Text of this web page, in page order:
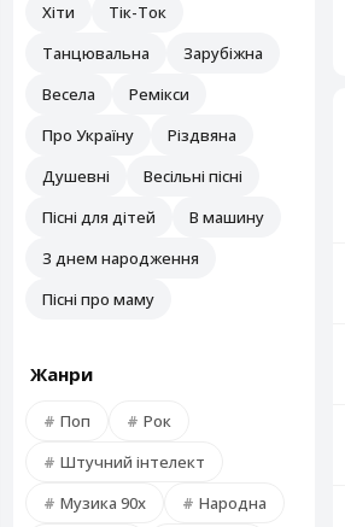
Хіти
Тік-Ток
Танцювальна
Зарубіжна
Весела
Ремікси
Про Україну
Різдвяна
Душевні
Весільні пісні
Пісні для дітей
В машину
З днем народження
Пісні про маму
Жанри
Поп
Рок
Штучний інтелект
Музика 90х
Народна